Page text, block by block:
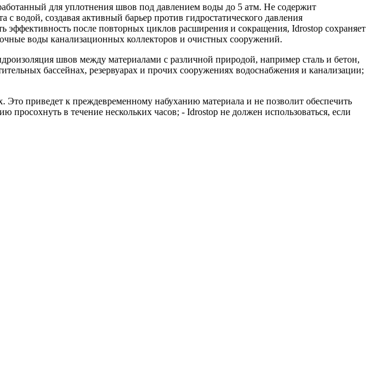
для уплотнения швов под давлением воды до 5 атм. Не содержит
водой, создавая активный барьер против гидростатического давления
после повторных циклов расширения и сокращения, Idrostop сохраняет
воды канализационных коллекторов и очистных сооружений.
швов между материалами с различной природой, например сталь и бетон,
бассейнах, резервуарах и прочих сооружениях водоснабжения и канализации;
приведет к преждевременному набуханию материала и не позволит обеспечить
в течение нескольких часов; - Idrostop не должен использоваться, если